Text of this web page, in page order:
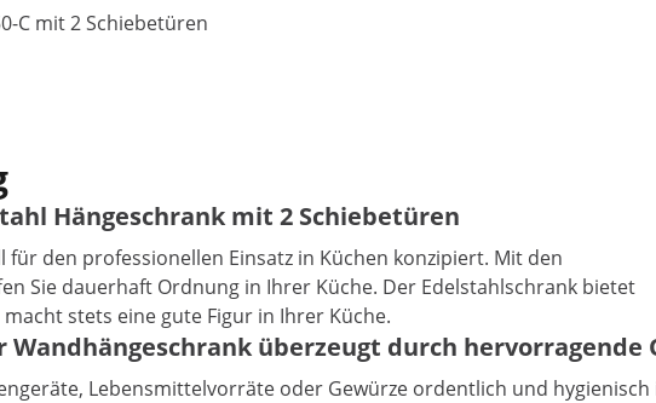
C mit 2 Schiebetüren
Hängeschrank mit 2 Schiebetüren
für den professionellen Einsatz in Küchen konzipiert. Mit den
Sie dauerhaft Ordnung in Ihrer Küche. Der Edelstahlschrank bietet
stets eine gute Figur in Ihrer Küche.
Wandhängeschrank überzeugt durch hervorragende
Lebensmittelvorräte oder Gewürze ordentlich und